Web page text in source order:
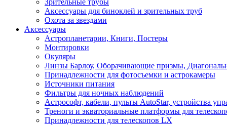
Зрительные трубы
Аксессуары для биноклей и зрительных труб
Охота за звездами
Аксессуары
Астропланетарии, Книги, Постеры
Монтировки
Окуляры
Линзы Барлоу, Оборачивающие призмы,
Принадлежности для фотосъемки и астрокамеры
Источники питания
Фильтры для ночных наблюдений
Астрософт, кабели, пульты AutoStar, устройства
Треноги и экваториальные платформы для
Принадлежности для телескопов LX